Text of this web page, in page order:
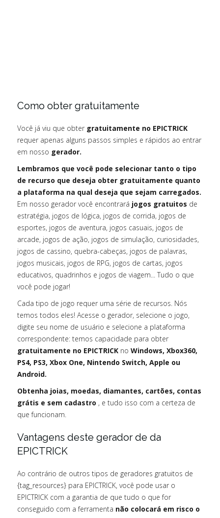
Como obter gratuitamente
Você já viu que obter gratuitamente no EPICTRICK
requer apenas alguns passos simples e rápidos ao entrar
em nosso gerador.
Lembramos que você pode selecionar tanto o tipo
de recurso que deseja obter gratuitamente quanto
a plataforma na qual deseja que sejam carregados.
Em nosso gerador você encontrará jogos gratuitos de
estratégia, jogos de lógica, jogos de corrida, jogos de
esportes, jogos de aventura, jogos casuais, jogos de
arcade, jogos de ação, jogos de simulação, curiosidades,
jogos de cassino, quebra-cabeças, jogos de palavras,
jogos musicais, jogos de RPG, jogos de cartas, jogos
educativos, quadrinhos e jogos de viagem... Tudo o que
você pode jogar!
Cada tipo de jogo requer uma série de recursos. Nós
temos todos eles! Acesse o gerador, selecione o jogo,
digite seu nome de usuário e selecione a plataforma
correspondente: temos capacidade para obter
gratuitamente no EPICTRICK no Windows, Xbox360,
PS4, PS3, Xbox One, Nintendo Switch, Apple ou
Android.
Obtenha joias, moedas, diamantes, cartões, contas
grátis e sem cadastro , e tudo isso com a certeza de
que funcionam.
Vantagens deste gerador de da
EPICTRICK
Ao contrário de outros tipos de geradores gratuitos de
{tag_resources} para EPICTRICK, você pode usar o
EPICTRICK com a garantia de que tudo o que for
conseguido com a ferramenta não colocará em risco o